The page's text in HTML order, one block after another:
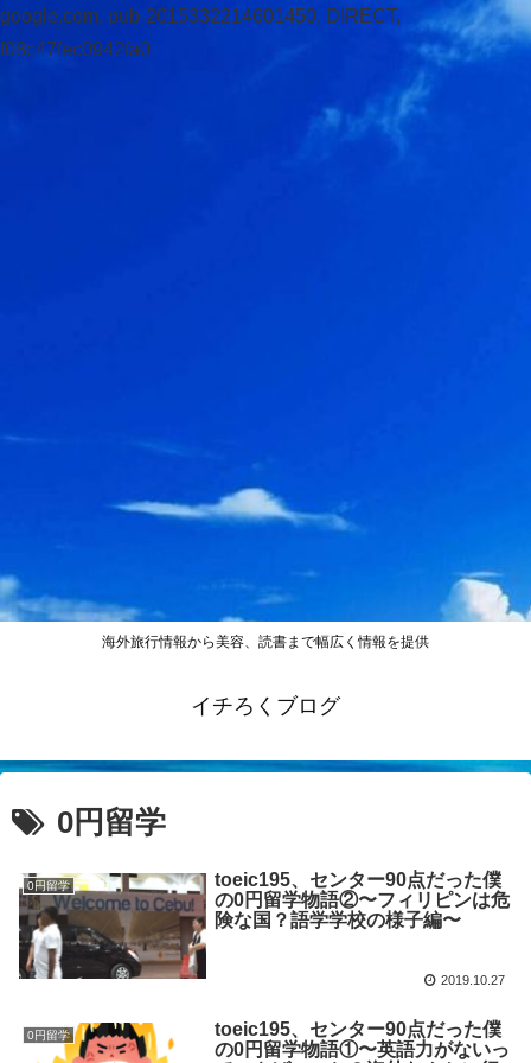
google.com, pub-2015332214601450, DIRECT,
f08c47fec0942fa0
海外旅行情報から美容、読書まで幅広く情報を提供
イチろくブログ
0円留学
0円留学
toeic195、センター90点だった僕
の0円留学物語②〜フィリピンは危
険な国？語学学校の様子編〜
2019.10.27
0円留学
toeic195、センター90点だった僕
の0円留学物語①〜英語力がないっ